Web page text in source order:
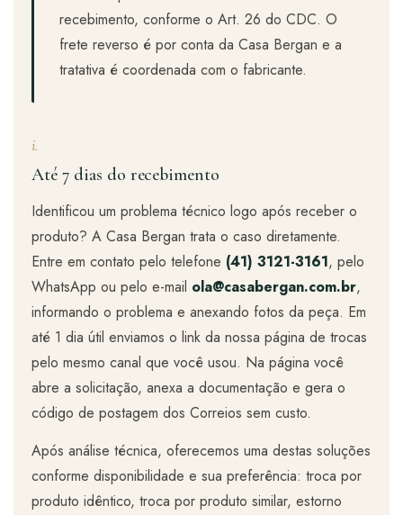
recebimento, conforme o Art. 26 do CDC. O
frete reverso é por conta da Casa Bergan e a
tratativa é coordenada com o fabricante.
i.
Até 7 dias do recebimento
Identificou um problema técnico logo após receber o
produto? A Casa Bergan trata o caso diretamente.
Entre em contato pelo telefone (41) 3121-3161, pelo
WhatsApp ou pelo e-mail ola@casabergan.com.br,
informando o problema e anexando fotos da peça. Em
até 1 dia útil enviamos o link da nossa página de trocas
pelo mesmo canal que você usou. Na página você
abre a solicitação, anexa a documentação e gera o
código de postagem dos Correios sem custo.
Após análise técnica, oferecemos uma destas soluções
conforme disponibilidade e sua preferência: troca por
produto idêntico, troca por produto similar, estorno